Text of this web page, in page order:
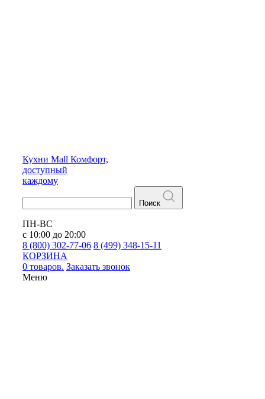
Кухни Mall Комфорт,
доступный
каждому
Поиск
ПН-ВС
с 10:00 до 20:00
8 (800) 302-77-06 8 (499) 348-15-11
КОРЗИНА
0 товаров. Заказать звонок
Меню